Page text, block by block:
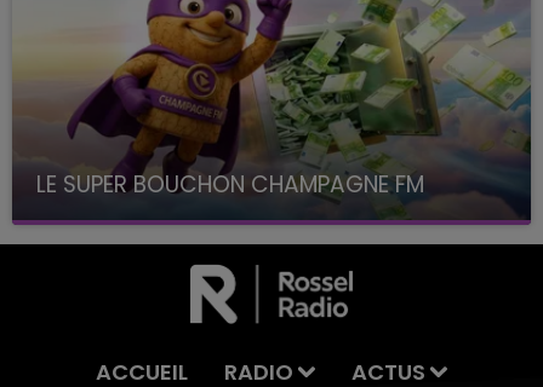
LE SUPER BOUCHON CHAMPAGNE FM
avec La Famille Champagne FM, à 8H10
ACCUEIL RADIO ACTUS